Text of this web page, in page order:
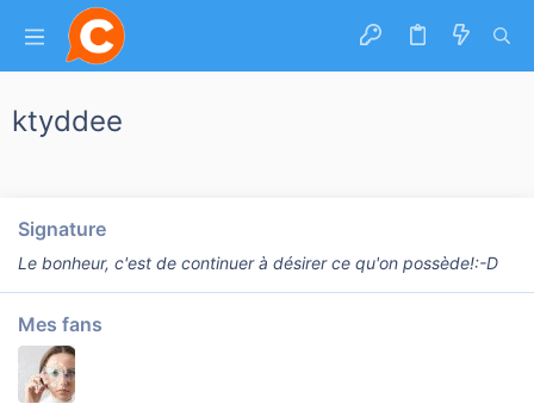
ktyddee
Signature
Le bonheur, c'est de continuer à désirer ce qu'on possède!:-D
Mes fans